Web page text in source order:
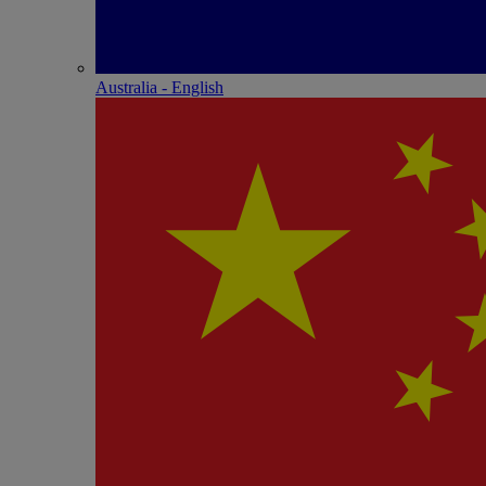
Australia - English